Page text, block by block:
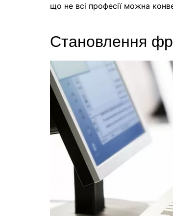
що не всі професії можна
Становлення